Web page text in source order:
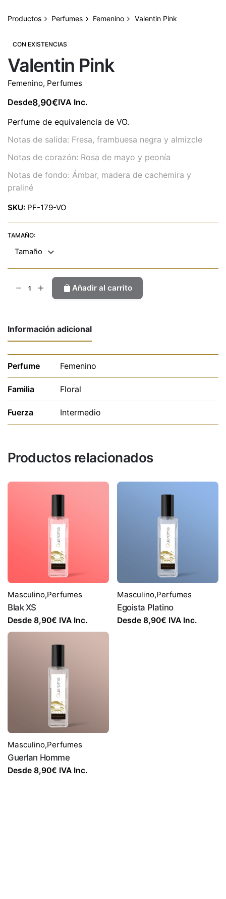
Productos Perfumes Femenino Valentin Pink
CON EXISTENCIAS
Valentin Pink
Femenino, Perfumes
Desde8,90€IVA Inc.
Perfume de equivalencia de VO.
Notas de salida: Fresa, frambuesa negra y almizcle
Notas de corazón: Rosa de mayo y peonía
Notas de fondo: Ámbar, madera de cachemira y
praliné
SKU: PF-179-VO
TAMAÑO:
Tamaño
Añadir al carrito
Información adicional
Perfume Femenino
Familia Floral
Fuerza Intermedio
Productos relacionados
Masculino,Perfumes
Blak XS
Desde 8,90€ IVA Inc.
Masculino,Perfumes
Egoista Platino
Desde 8,90€ IVA Inc.
Masculino,Perfumes
Guerlan Homme
Desde 8,90€ IVA Inc.